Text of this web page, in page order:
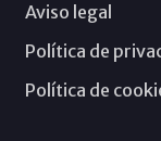
Aviso legal
Política de
Política de